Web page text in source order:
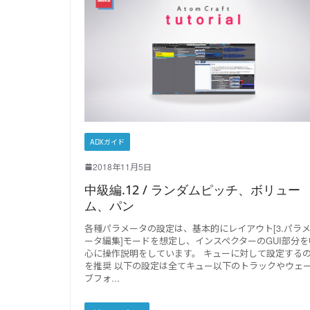
ADXガイド
2018年11月5日
中級編.12 / ランダムピッチ、ボリュー
ム、パン
各種パラメータの設定は、基本的にレイアウト[3.パラメ
ータ編集]モードを想定し、インスペクターのGUI部分
心に操作説明をしています。 キューに対して設定するの
を推奨 以下の設定は全てキュー以下のトラックやウェ
ブフォ